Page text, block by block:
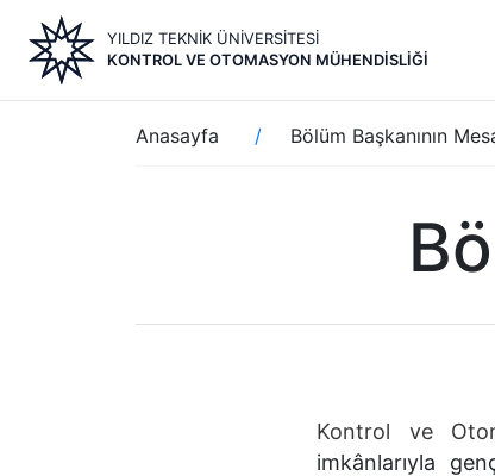
içeriğe
YILDIZ TEKNİK ÜNİVERSİTESİ
KONTROL VE OTOMASYON MÜHENDISLIĞI
Sayfa
yolu
Anasayfa Bölüm Başkanının
Kontrol ve
imkânlarıyla